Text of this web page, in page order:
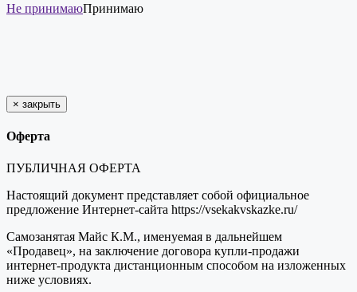
Не принимаюПринимаю
× закрыть
Оферта
ПУБЛИЧНАЯ ОФЕРТА
Настоящий документ представляет собой официальное
предложение Интернет-сайта https://vsekakvskazke.ru/
Самозанятая Майс К.М., именуемая в дальнейшем
«Продавец», на заключение договора купли-продажи
интернет-продукта дистанционным способом на изложенных
ниже условиях.